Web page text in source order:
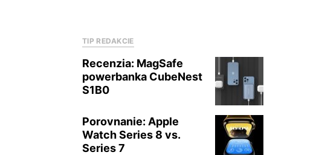
TIP REDAKCIE
Recenzia: MagSafe
powerbanka CubeNest
S1B0
Porovnanie: Apple
Watch Series 8 vs.
Series 7